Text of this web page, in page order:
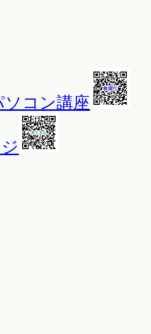
ソコン講座